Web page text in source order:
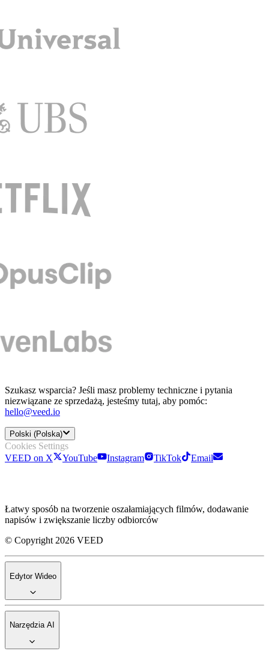
Szukasz wsparcia? Jeśli masz problemy techniczne i pytania
niezwiązane ze sprzedażą, jesteśmy tutaj, aby pomóc:
hello@veed.io
Polski (Polska)
Cookies Settings
VEED on X
YouTube Instagram TikTok Email
Łatwy sposób na tworzenie oszałamiających filmów, dodawanie
napisów i zwiększanie liczby odbiorców
© Copyright 2026 VEED
Edytor Wideo
Narzędzia AI